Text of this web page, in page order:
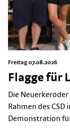
Freitag 07.08.2026
Flagge für
Die
Rahmen des
Demonstration